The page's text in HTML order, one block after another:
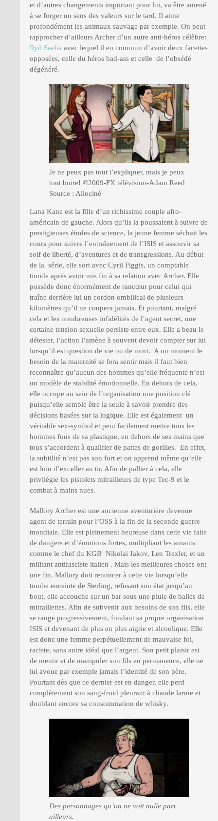
et d’autres changements important pour lui, va être amené
à se forger un sens des valeurs sur le tard. Il aime
profondément les animaux sauvage par exemple. On peut
rapprocher d’ailleurs Archer d’un autre anti-héros célèbre:
Ryô Saeba avec lequel il en commun d’avoir deux facettes
opposées, celle du héros bad-ass et celle de l’obsédé
dégénéré.
Je ne peux pas tout t’expliquer, mais je peux
tout boire! ©2009-FX télévision-Adam Reed
Source : Allociné
Lana Kane est la fille d’un richissime couple afro-
américain de gauche. Alors qu’ils la poussaient à suivre de
prestigieuses études de science, la jeune femme séchait les
cours pour suivre l’entraînement de l’ISIS et assouvir sa
soif de liberté, d’aventures et de transgressions. Au début
de la série, elle sort avec Cyril Figgis, un comptable
timide après avoir mis fin à sa relation avec Archer. Elle
possède donc énormément de rancœur pour celui qui
traîne derrière lui un cordon ombilical de plusieurs
kilomètres qu’il ne coupera jamais. Et pourtant, malgré
cela et les nombreuses infidélités de l’agent secret, une
certaine tension sexuelle persiste entre eux. Elle a beau le
détester, l’action l’amène à souvent devoir compter sur lui
lorsqu’il est question de vie ou de mort. A un moment le
besoin de la maternité se fera sentir mais il faut bien
reconnaître qu’aucun des hommes qu’elle fréquente n’est
un modèle de stabilité émotionnelle. En dehors de cela,
elle occupe au sein de l’organisation une position clé
puisqu’elle semble être la seule à savoir prendre des
décisions basées sur la logique. Elle est également un
véritable sex-symbol et peut facilement mettre tous les
hommes fous de sa plastique, en dehors de ses mains que
tous s’accordent à qualifier de pattes de gorilles. En effet,
la subtilité n’est pas son fort et on apprend même qu’elle
est loin d’exceller au tir. Afin de pallier à cela, elle
privilégie les pistolets mitrailleurs de type Tec-9 et le
combat à mains nues.
Mallory Archer est une ancienne aventurière devenue
agent de terrain pour l’OSS à la fin de la seconde guerre
mondiale. Elle est pleinement heureuse dans cette vie faite
de dangers et d’émotions fortes, multipliant les amants
comme le chef du KGB Nikolai Jakov, Len Trexler, et un
militant antifasciste italien . Mais les meilleures choses ont
une fin. Mallory doit renoncer à cette vie lorsqu’elle
tombe enceinte de Sterling, refusant son état jusqu’au
bout, elle accouche sur un bar sous une pluie de balles de
mitraillettes. Afin de subvenir aux besoins de son fils, elle
se range progressivement, fondant sa propre organisation
ISIS et devenant de plus en plus aigrie et alcoolique. Elle
est donc une femme perpétuellement de mauvaise foi,
raciste, sans autre idéal que l’argent. Son petit plaisir est
de mentir et de manipuler son fils en permanence, elle ne
lui avoue par exemple jamais l’identité de son père.
Pourtant dès que ce dernier est en danger, elle perd
complètement son sang-froid pleurant à chaude larme et
doublant encore sa consommation de whisky.
Des personnages qu’on ne voit nulle part
ailleurs.